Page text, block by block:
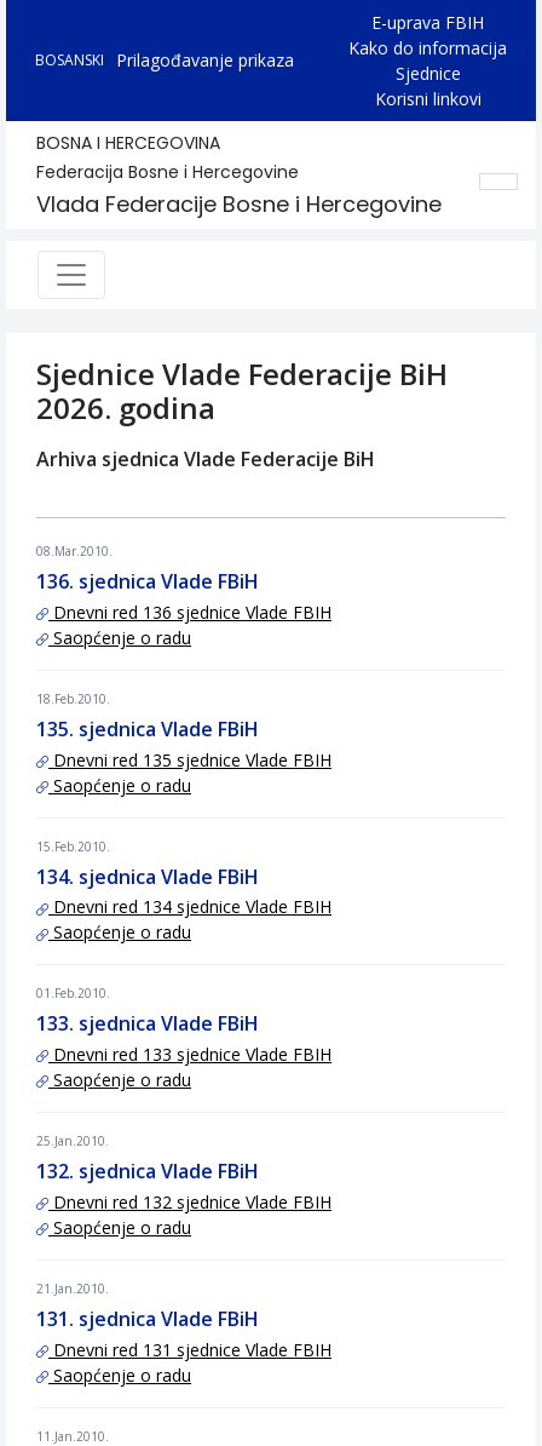
BOSANSKI Prilagođavanje prikaza
E-uprava FBIH
Kako do informacija
Sjednice
Korisni linkovi
BOSNA I HERCEGOVINA
Federacija Bosne i Hercegovine
Vlada Federacije Bosne i Hercegovine
Sjednice Vlade Federacije BiH
2026. godina
Arhiva sjednica Vlade Federacije BiH
08.Mar.2010.
136. sjednica Vlade FBiH
Dnevni red 136 sjednice Vlade FBIH
Saopćenje o radu
18.Feb.2010.
135. sjednica Vlade FBiH
Dnevni red 135 sjednice Vlade FBIH
Saopćenje o radu
15.Feb.2010.
134. sjednica Vlade FBiH
Dnevni red 134 sjednice Vlade FBIH
Saopćenje o radu
01.Feb.2010.
133. sjednica Vlade FBiH
Dnevni red 133 sjednice Vlade FBIH
Saopćenje o radu
25.Jan.2010.
132. sjednica Vlade FBiH
Dnevni red 132 sjednice Vlade FBIH
Saopćenje o radu
21.Jan.2010.
131. sjednica Vlade FBiH
Dnevni red 131 sjednice Vlade FBIH
Saopćenje o radu
11.Jan.2010.